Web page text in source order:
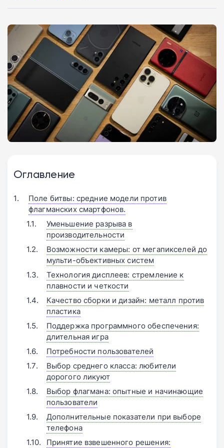
Оглавление
Поле битвы: средние модели против
флагманских смартфонов.
Уменьшение разрыва в
производительности
Возможности камеры: от мегапикселей до
мульти-объективных систем
Технология дисплеев: стремление к
плавности и четкости
Качество сборки и дизайн: металл против
пластика
Поддержка программного обеспечения:
длительная игра
Потребности пользователей
Выбор среднего класса: любители
дорогого ликуют
Выбор флагмана: опытные и начинающие
пользователи
Дополнительные показатели при выборе
телефона
Принятие взвешенного решения: